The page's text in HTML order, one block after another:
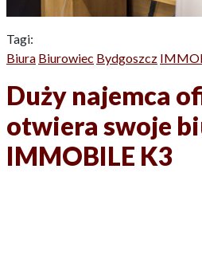
Tagi:
Biura Biurowiec Bydgoszcz
Duży najemca
otwiera swoje
IMMOBILE K3